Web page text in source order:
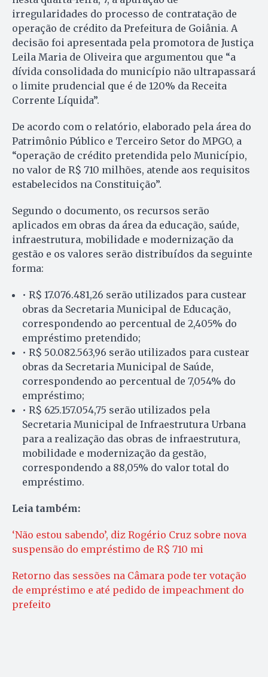
irregularidades do processo de contratação de
operação de crédito da Prefeitura de Goiânia. A
decisão foi apresentada pela promotora de Justiça
Leila Maria de Oliveira que argumentou que “a
dívida consolidada do município não ultrapassará
o limite prudencial que é de 120% da Receita
Corrente Líquida”.
De acordo com o relatório, elaborado pela área do
Patrimônio Público e Terceiro Setor do MPGO, a
“operação de crédito pretendida pelo Município,
no valor de R$ 710 milhões, atende aos requisitos
estabelecidos na Constituição”.
Segundo o documento, os recursos serão
aplicados em obras da área da educação, saúde,
infraestrutura, mobilidade e modernização da
gestão e os valores serão distribuídos da seguinte
forma:
• R$ 17.076.481,26 serão utilizados para custear
obras da Secretaria Municipal de Educação,
correspondendo ao percentual de 2,405% do
empréstimo pretendido;
• R$ 50.082.563,96 serão utilizados para custear
obras da Secretaria Municipal de Saúde,
correspondendo ao percentual de 7,054% do
empréstimo;
• R$ 625.157.054,75 serão utilizados pela
Secretaria Municipal de Infraestrutura Urbana
para a realização das obras de infraestrutura,
mobilidade e modernização da gestão,
correspondendo a 88,05% do valor total do
empréstimo.
Leia também:
‘Não estou sabendo’, diz Rogério Cruz sobre nova
suspensão do empréstimo de R$ 710 mi
Retorno das sessões na Câmara pode ter votação
de empréstimo e até pedido de impeachment do
prefeito